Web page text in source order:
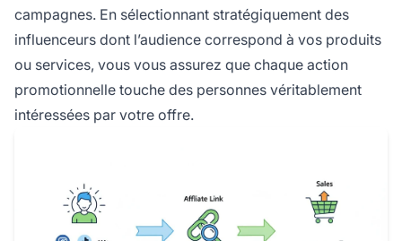
campagnes. En sélectionnant stratégiquement des
influenceurs dont l’audience correspond à vos produits
ou services, vous vous assurez que chaque action
promotionnelle touche des personnes véritablement
intéressées par votre offre.